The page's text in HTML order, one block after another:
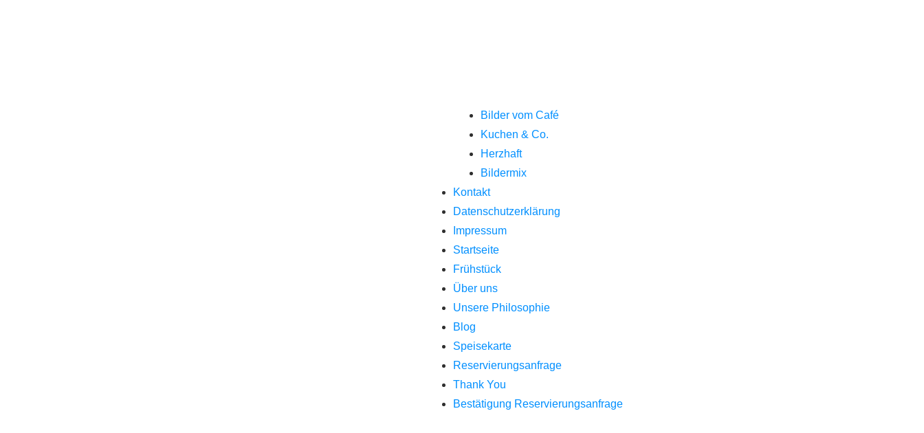
Bilder vom Café
Kuchen & Co.
Herzhaft
Bildermix
Kontakt
Datenschutzerklärung
Impressum
Startseite
Frühstück
Über uns
Unsere Philosophie
Blog
Speisekarte
Reservierungsanfrage
Thank You
Bestätigung Reservierungsanfrage